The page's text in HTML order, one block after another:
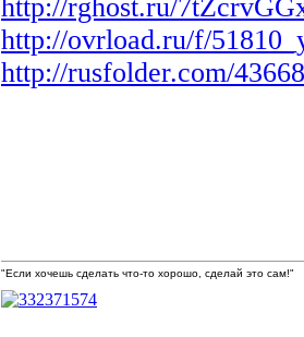
http://rghost.ru/
http://ovrload.ru/f/
http://rusfolder.com/
"Если хочешь сделать что-то хорошо, сделай это сам!"